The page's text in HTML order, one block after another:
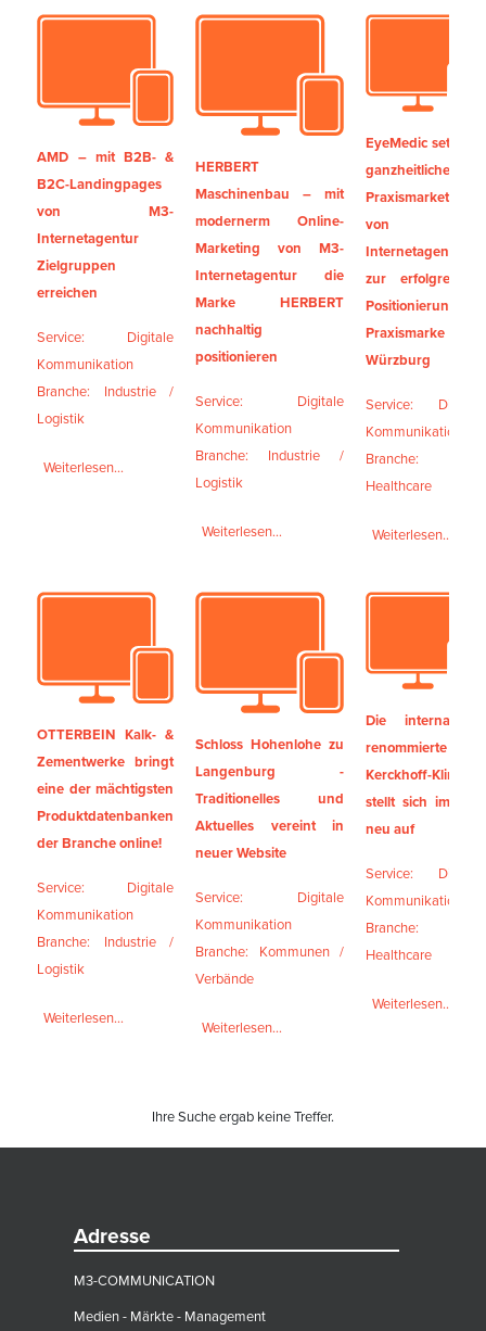
AMD – mit B2B- &
B2C-Landingpages
von M3-
Internetagentur
Zielgruppen
erreichen
Service: Digitale
Kommunikation
Branche: Industrie /
Logistik
Weiterlesen...
HERBERT
Maschinenbau – mit
modernerm Online-
Marketing von M3-
Internetagentur die
Marke HERBERT
nachhaltig
positionieren
Service: Digitale
Kommunikation
Branche: Industrie /
Logistik
Weiterlesen...
EyeMedic setzt auf
ganzheitliches
Praxismarketing
von M3-
Internetagentur
zur erfolgreichen
Positionierung der
Praxismarke in
Würzburg
Service: Digitale
Kommunikation
Branche:
Healthcare
Weiterlesen...
OTTERBEIN Kalk- &
Zementwerke bringt
eine der mächtigsten
Produktdatenbanken
der Branche online!
Service: Digitale
Kommunikation
Branche: Industrie /
Logistik
Weiterlesen...
Schloss Hohenlohe zu
Langenburg -
Traditionelles und
Aktuelles vereint in
neuer Website
Service: Digitale
Kommunikation
Branche: Kommunen /
Verbände
Weiterlesen...
Die international
renommierte
Kerckhoff-Klinik
stellt sich im Web
neu auf
Service: Digitale
Kommunikation
Branche:
Healthcare
Weiterlesen...
Ihre Suche ergab keine Treffer.
Adresse
M3-COMMUNICATION
Medien - Märkte - Management